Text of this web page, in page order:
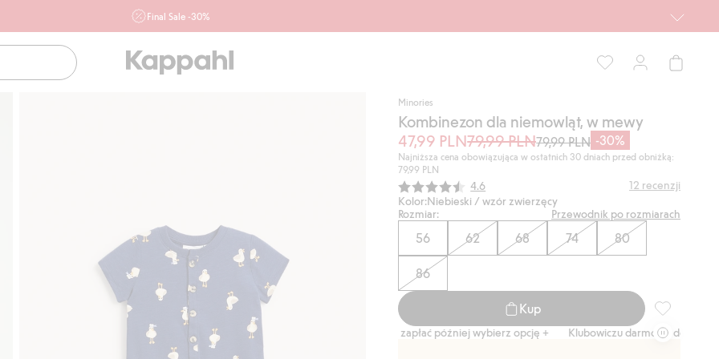
Final Sale -30%
ofertę, również z działu outlet do 10.8 w sklepach Kappahl i
Newbie oraz na kappahl.com. Ofert nie łączymy
Minories
Kombinezon dla niemowląt, w mewy
47,99 PLN79,99 PLN79,99 PLN -30%
Najniższa cena obowiązująca w ostatnich 30 dniach przed obniżką:
79,99 PLN
Średnia ocena:
4.6 12 recenzji
Kolor:Niebieski / wzór zwierzęcy
Rozmiar:
Przewodnik po rozmiarach
56 62 68 74 80
86
Kup
Klubowiczu darmowa dostawa od 150 zł Kup teraz, a zapłać później wybierz opcję + Klubowiczu darmowa dostawa od 150 zł